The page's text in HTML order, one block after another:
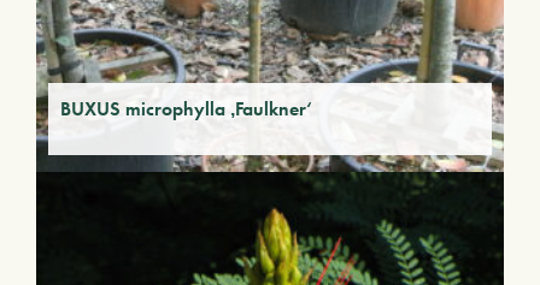
BUXUS microphylla ‚Faulkner‘